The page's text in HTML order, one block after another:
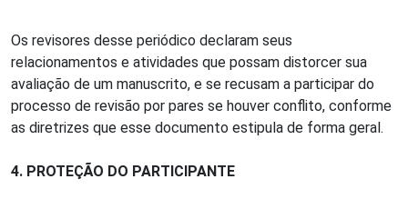
Os revisores desse periódico declaram seus
relacionamentos e atividades que possam distorcer sua
avaliação de um manuscrito, e se recusam a participar do
processo de revisão por pares se houver conflito, conforme
as diretrizes que esse documento estipula de forma geral.
4. PROTEÇÃO DO PARTICIPANTE